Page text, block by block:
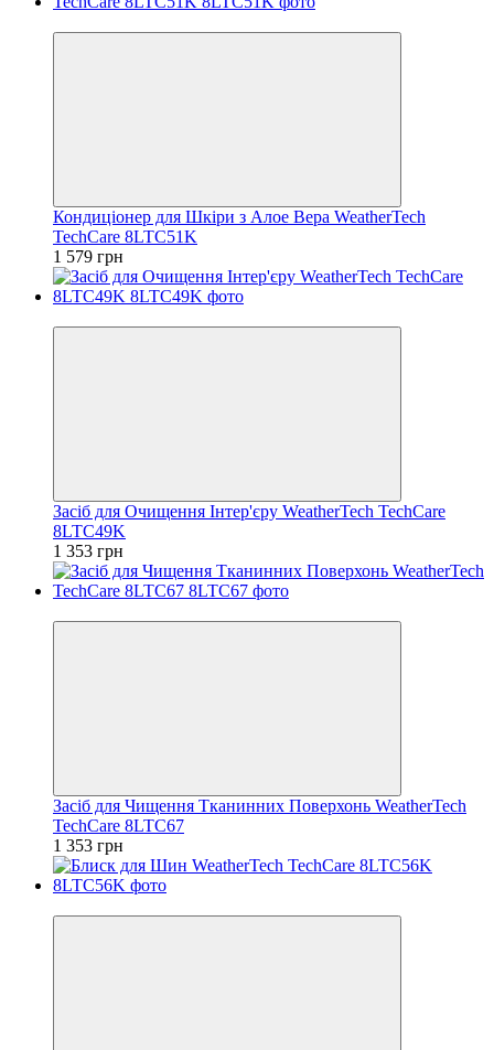
Кондиціонер для Шкіри з Алое Вера WeatherTech
TechCare 8LTC51K
1 579 грн
Засіб для Очищення Інтер'єру WeatherTech TechCare
8LTC49K
1 353 грн
Засіб для Чищення Тканинних Поверхонь WeatherTech
TechCare 8LTC67
1 353 грн